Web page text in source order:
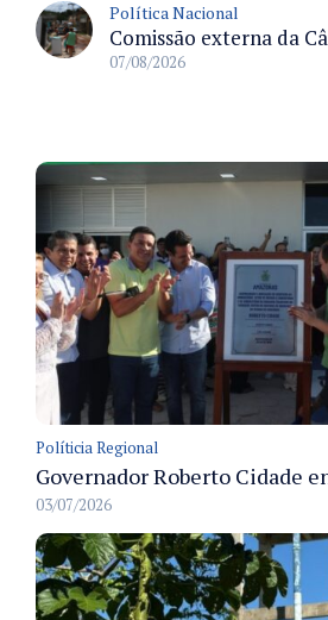
Política Nacional
07/08/2026
Políticia Regional
03/07/2026